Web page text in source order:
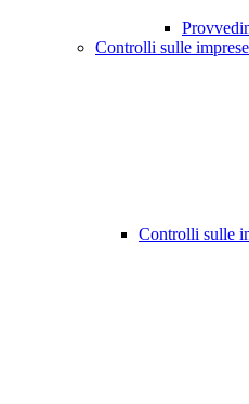
Controlli sulle imprese
Controlli sulle